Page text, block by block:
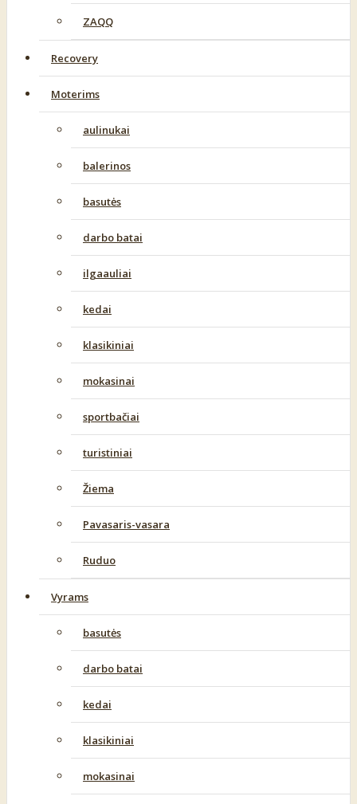
ZAQQ
Recovery
Moterims
aulinukai
balerinos
basutės
darbo batai
ilgaauliai
kedai
klasikiniai
mokasinai
sportbačiai
turistiniai
Žiema
Pavasaris-vasara
Ruduo
Vyrams
basutės
darbo batai
kedai
klasikiniai
mokasinai